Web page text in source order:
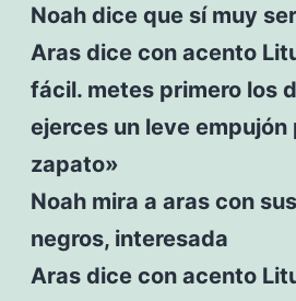
Noah dice que sí muy
Aras dice con acento
fácil. metes primero los
ejerces un leve
zapato»
Noah mira a aras con
negros, interesada
Aras dice con acento